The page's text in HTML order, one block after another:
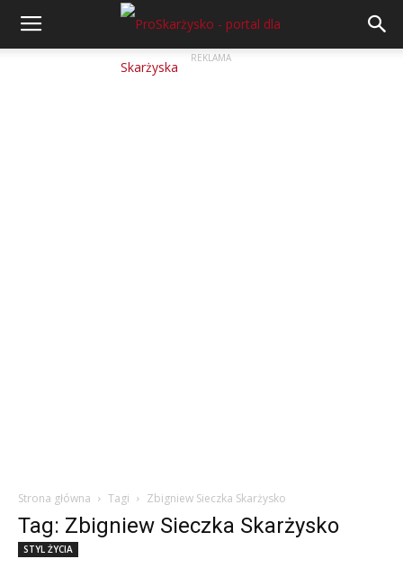
REKLAMA
Strona główna Tagi Zbigniew Sieczka Skarżysko
Tag: Zbigniew Sieczka Skarżysko
STYL ŻYCIA